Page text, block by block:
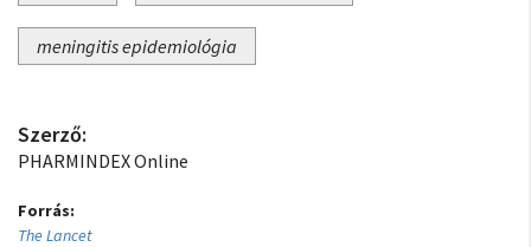
meningitis epidemiológia
Szerző:
PHARMINDEX Online
Forrás:
The Lancet